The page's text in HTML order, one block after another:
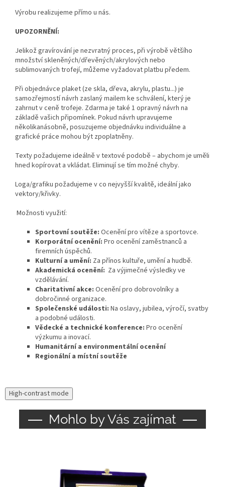
Výrobu realizujeme přímo u nás.
UPOZORNĚNÍ:
Jelikož gravírování je nezvratný proces, při výrobě většího
množství skleněných/dřevěných/akrylových nebo
sublimovaných trofejí, můžeme vyžadovat platbu předem.
Při objednávce plaket (ze skla, dřeva, akrylu, plastu...) je
samozřejmostí návrh zaslaný mailem ke schválení, který je
zahrnut v ceně trofeje. Zdarma je také 1 opravný návrh na
základě vašich připomínek. Pokud návrh upravujeme
několikanásobně, posuzujeme objednávku individuálne a
grafické práce mohou být zpoplatněny.
Texty požadujeme ideálně v textové podobě – abychom je uměli
hned kopírovat a vkládat. Eliminují se tím možné chyby.
Loga/grafiku požadujeme v co nejvyšší kvalitě, ideální jako
vektory/křivky.
Možnosti využití:
Sportovní soutěže: Ocenění pro vítěze a sportovce.
Korporátní ocenění: Pro ocenění zaměstnanců a
firemních úspěchů.
Kulturní a umění: Za přínos kultuře, umění a hudbě.
Akademická ocenění: Za výjimečné výsledky ve
vzdělávání.
Charitativní akce: Ocenění pro dobrovolníky a
dobročinné organizace.
Společenské události: Na oslavy, jubilea, výročí, svatby
a podobné události.
Vědecké a technické konference: Pro ocenění
výzkumu a inovací.
Humanitární a environmentální ocenění
Regionální a místní soutěže
High-contrast mode
Mohlo by Vás zajímat